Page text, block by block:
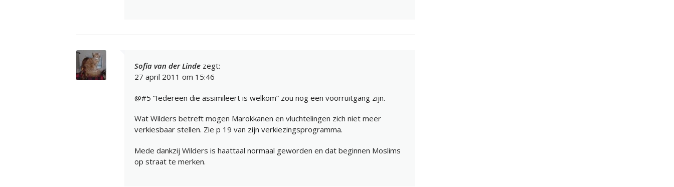
Sofia van der Linde zegt:
27 april 2011 om 15:46
@#5 “Iedereen die assimileert is welkom” zou nog een voorruitgang zijn.
Wat Wilders betreft mogen Marokkanen en vluchtelingen zich niet meer
verkiesbaar stellen. Zie p 19 van zijn verkiezingsprogramma.
Mede dankzij Wilders is haattaal normaal geworden en dat beginnen Moslims
op straat te merken.